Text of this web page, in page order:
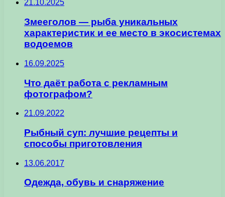
21.10.2025
Змееголов — рыба уникальных
характеристик и ее место в экосистемах
водоемов
16.09.2025
Что даёт работа с рекламным
фотографом?
21.09.2022
Рыбный суп: лучшие рецепты и
способы приготовления
13.06.2017
Одежда, обувь и снаряжение